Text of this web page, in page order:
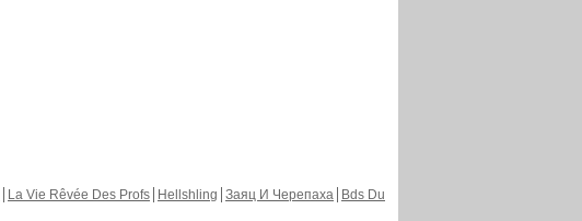
La Vie Rêvée Des Profs Hellshling Заяц И Черепаха
Bds Du